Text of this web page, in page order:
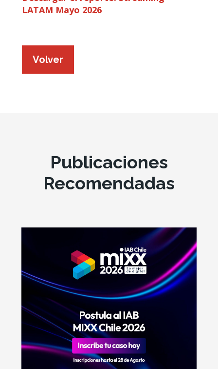
LATAM Mayo 2026
Volver
Publicaciones
Recomendadas